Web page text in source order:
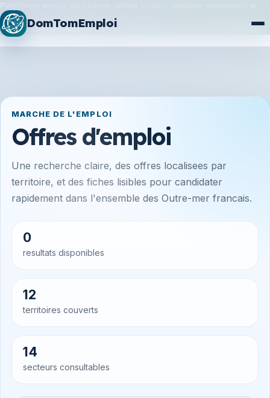
Plateforme emploi ultramarine, offres locales, annuaire employeurs et
synchronisation France Travail / Alternance.
Plan du siteFormations
DomTomEmploi
MARCHE DE L'EMPLOI
Offres d'emploi
Une recherche claire, des offres localisees par
territoire, et des fiches lisibles pour candidater
rapidement dans l'ensemble des Outre-mer francais.
0
resultats disponibles
12
territoires couverts
14
secteurs consultables